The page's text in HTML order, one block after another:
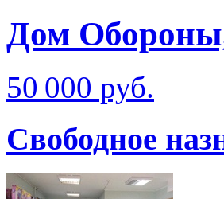
Дом
50 000 руб.
Свободное